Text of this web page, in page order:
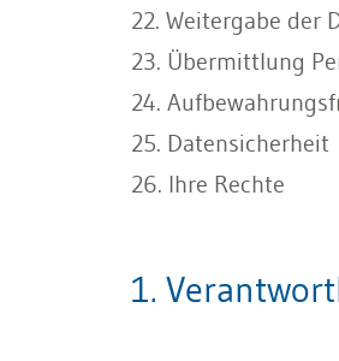
22. Weitergabe der
23. Übermittlung
24.
25. Datensicherheit
26. Ihre Rechte
1.